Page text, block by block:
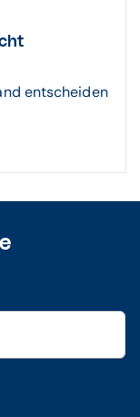
entscheiden